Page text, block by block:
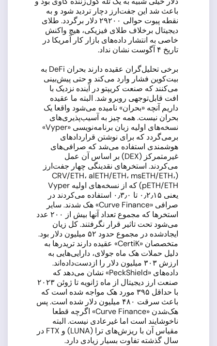
باعث شد این جفت‌ارز دچار تردید شود و به
نقطه پیوت حوالی ۲۹۲۰۰ دلار برگردد. طلای
دیجیتال برخلاف طلای فیزیکی، هیچ واکنش
خاصی به انتشار داده‌های بازار کار آمریکا در
تاریخ ۴ آگوست نشان نداد.
برخی تحلیل‌گران عقیده دارند بحران DeFi به
بیت‌کوین فشار وارد می‌کند و حتی پیش‌بینی
می‌کنند که صنعت کریپتو در آینده نزدیک با
افت قابل‌توجهی روبرو شد. البته ما عقیده
داریم آنچه «بحران» نامیده می‌شود واقعا یک
بحران نیست. همه چیز به آسیب‌پذیری‌های
نسخه‌های اولیه زبان برنامه‌نویسی «Vyper»
برمی‌گردد که برای نوشتن قراردادهای
هوشمندی استفاده می‌شد که صرافی‌های
غیرمتمرکز (DEX) بر اساس آن عمل
می‌کردند. استخرهای نقدینگی چهار جفت‌ارز
(CRV/ETH، alETH/ETH، msETH/ETH،
pETH/ETH) که از نسخه‌های اولیه Vyper
یعنی ۰٫۲٫۱۵ تا ۰٫۳٫۰ استفاده می‌کردند در
صرافی «Curve Finance» هک شدند. سایر
استخرها که مجموع تعداد آنها بیش از ۲۰۰ عدد
می‌شود تحت تاثیر قرار نگرفتند. کل زیان
ایجادشده در مجموع حدود ۵۲ میلیون دلار بود.
متخصصان «CertiK» عقیده دارند تریدرها به
دلیل حملات هک ماه جولای، دارایی‌هایی به
ارزش ۳۰۳ میلیون دلار را ازدست‌داده‌اند.
داده‌های «PeckShield» نشان می‌دهد که
صنعت ارز دیجیتال از ماه ژانویه تا ژوئن ۲۰۲۳
با حداقل ۳۹۵ مورد هک مواجه شده است که
باعث سرقت ۴۸۰ میلیون دلار شده است. پس
هک‌شدن «Curve Finance» اگرچه قطعا
ناخوشایند است اما غیرعادی نیست. البته
مقیاس آن با ریزش‌های ترا (LUNA) و FTX در
سال گذشته تفاوت بسیار زیادی دارد.